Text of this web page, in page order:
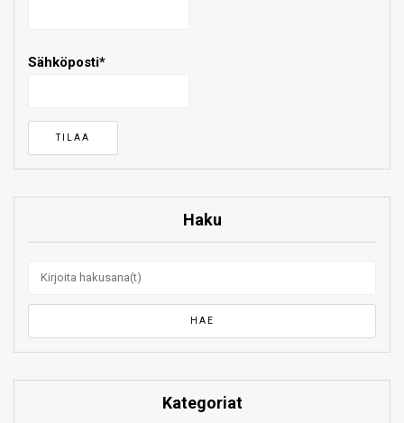
Sähköposti*
Haku
Kategoriat